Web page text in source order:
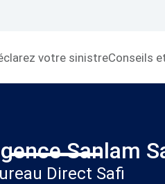
votre sinistreConseils
Sanlam
Direct Safi